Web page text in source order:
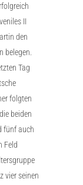
II
den
belegen.
Tag
folgten
beiden
fünf auch
Feld
vier seinen